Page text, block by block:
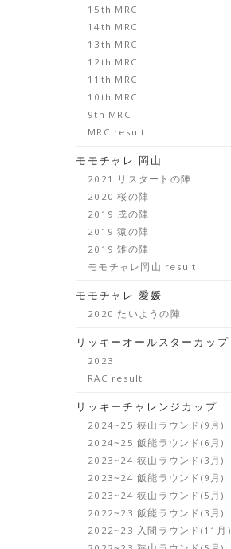
15th MRC
14th MRC
13th MRC
12th MRC
11th MRC
10th MRC
9th MRC
MRC result
モモチャレ 岡山
2021 リスタートの陣
2020 桜の陣
2019 戌の陣
2019 猿の陣
2019 雉の陣
モモチャレ岡山 result
モモチャレ 愛媛
2020 たいようの陣
リッキーオールスターカップ
2023
RAC result
リッキーチャレンジカップ
2024~25 狭山ラウンド(9月)
2024~25 飯能ラウンド(6月)
2023~24 狭山ラウンド(3月)
2023~24 飯能ラウンド(9月)
2023~24 狭山ラウンド(5月)
2022~23 飯能ラウンド(3月)
2022~23 入間ラウンド(11月)